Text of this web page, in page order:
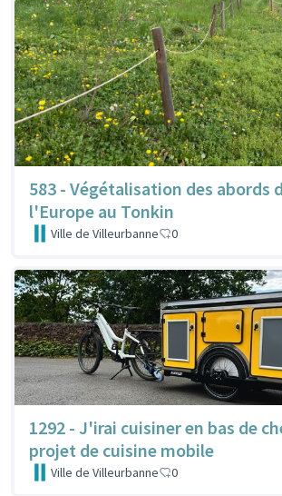
583 - Végétalisation des abords
l'Europe au Tonkin
Ville de Villeurbanne 0
1292 - J'irai cuisiner en bas de
projet de cuisine mobile
Ville de Villeurbanne 0